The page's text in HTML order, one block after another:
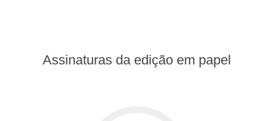
Assinaturas da edição em papel